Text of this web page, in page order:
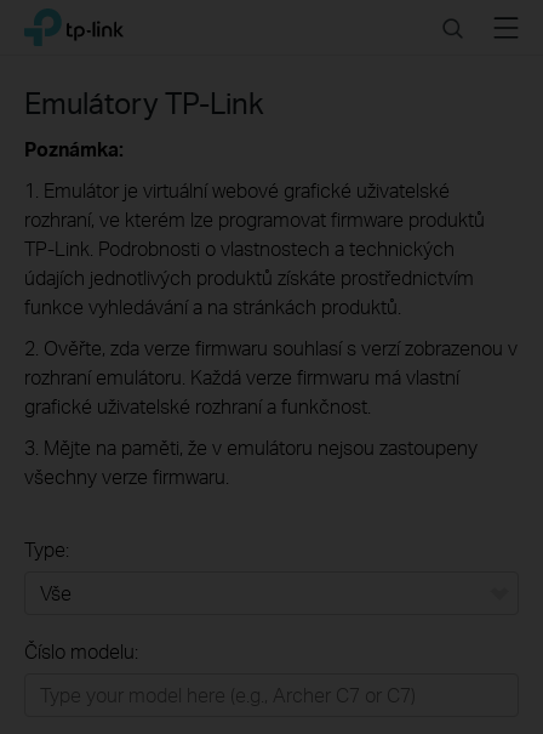
Click
navigation
TP-Link, Reliably Smart SearchMenu
Emulátory TP-Link
Poznámka:
1. Emulátor je virtuální webové grafické uživatelské
rozhraní, ve kterém lze programovat firmware produktů
TP-Link. Podrobnosti o vlastnostech a technických
údajích jednotlivých produktů získáte prostřednictvím
funkce vyhledávání a na stránkách produktů.
2. Ověřte, zda verze firmwaru souhlasí s verzí zobrazenou v
rozhraní emulátoru. Každá verze firmwaru má vlastní
grafické uživatelské rozhraní a funkčnost.
3. Mějte na paměti, že v emulátoru nejsou zastoupeny
všechny verze firmwaru.
Type:
Číslo modelu: